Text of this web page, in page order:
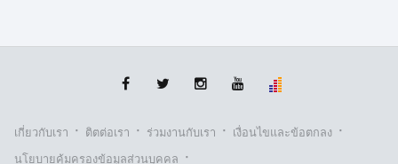
ชั่งได้ 109.6 ป. (มวยไทย รุ่นอะตอมเวต 105-115 ป.)
เกี่ยวกับเรา · ติตต่อเรา · ร่วมงานกับเรา · เงื่อนไขและข้อตกลง ·
นโยบายคุ้มครองข้อมูลส่วนบุคคล ·